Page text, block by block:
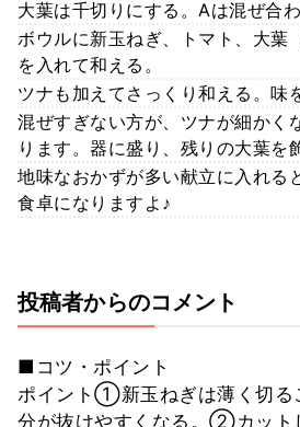
大葉は千切りにする。Aは混ぜ合わ
ボウルに新玉ねぎ、トマト、大葉
を入れて和える。
ツナも加えてさっくり和える。味
混ぜすぎない方が、ツナが細かく
ります。器に盛り、残りの大葉を
地味なおかずが多い献立に入れる
食卓になりますよ♪
投稿者からのコメント
■コツ・ポイント
ポイント①新玉ねぎは薄く切る
分が抜けやすくなる。②カット